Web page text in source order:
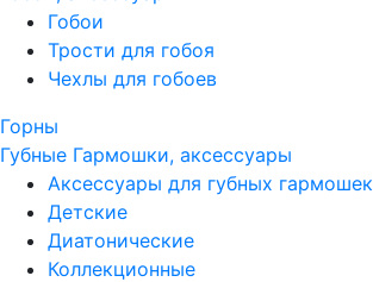
Гобои
Трости для гобоя
Чехлы для гобоев
Горны
Губные Гармошки, аксессуары
Аксессуары для губных гармошек
Детские
Диатонические
Коллекционные